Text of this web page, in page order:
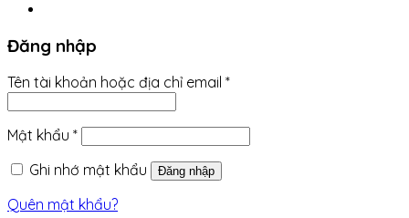
Đăng nhập
Tên tài khoản hoặc địa chỉ email *
Mật khẩu *
Ghi nhớ mật khẩu
Đăng nhập
Quên mật khẩu?